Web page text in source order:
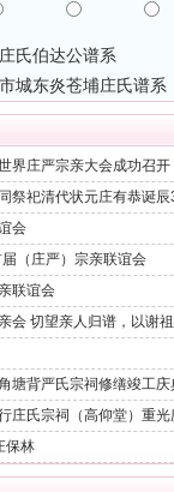
氏伯达公谱系
城东炎苍埔庄氏谱系
界庄严宗亲大会成功召开
祭祀清代状元庄有恭诞
会
（庄严）宗亲联谊会
联谊会
会 切望亲人归谱，以谢祖
塘背严氏宗祠修缮竣工庆
庄氏宗祠（高仰堂）重
保林